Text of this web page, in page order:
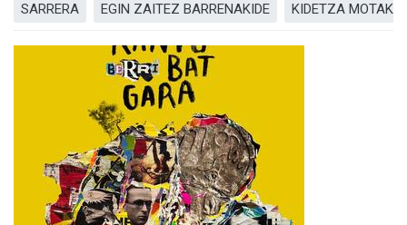
SARRERA EGIN ZAITEZ BARRENAKIDE KIDETZA MOTAK